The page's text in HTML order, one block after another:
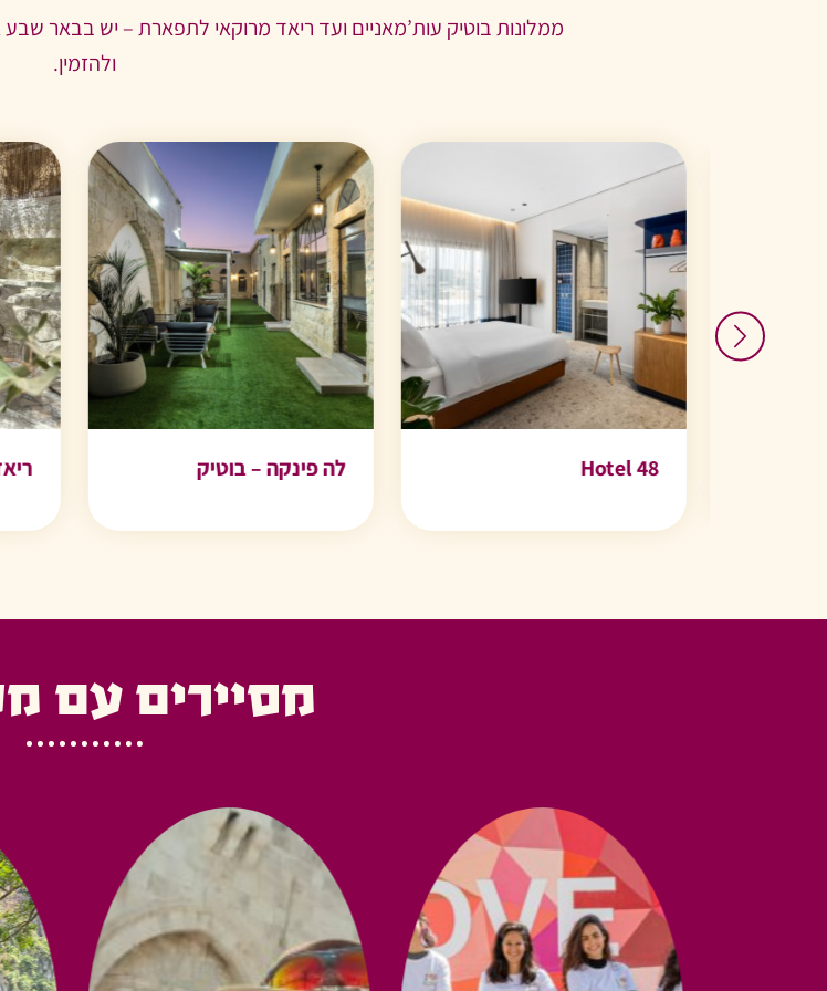
ממלונות בוטיק עות’מאניים ועד ריאד מרוקאי לתפארת – יש בבאר שבע
ולהזמין.
Hotel 48 לה פינקה – בוטיק ריאד
מסיירים עם